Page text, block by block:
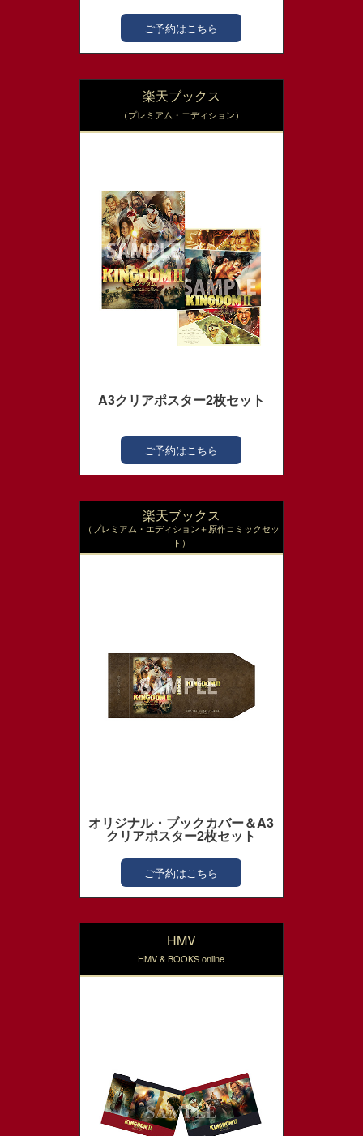
ご予約はこちら
楽天ブックス
（プレミアム・エディション）
A3クリアポスター2枚セット
ご予約はこちら
楽天ブックス
（プレミアム・エディション＋原作コミックセッ
ト）
オリジナル・ブックカバー＆A3
クリアポスター2枚セット
ご予約はこちら
HMV
HMV & BOOKS online